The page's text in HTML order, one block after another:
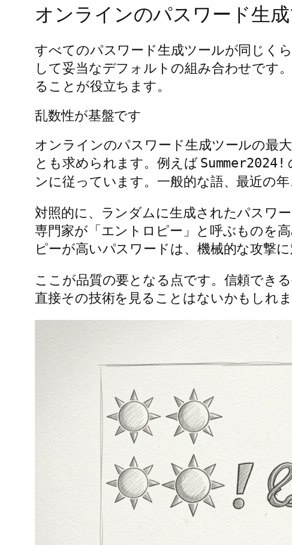
オンラインのパスワード生
すべてのパスワード生成ツールが同じく
して妥当なデフォルトの組み合わせです
ることが役立ちます。
乱数性が基盤です
オンラインのパスワード生成ツールの最
とも求められます。例えば Summer2024!
ンに従っています。一般的な語、最近の
対照的に、ランダムに生成されたパスワ
専門家が「エントロピー」と呼ぶものを
ピーが高いパスワードは、機械的な攻撃
ここが品質の要となる点です。信頼でき
直接その技術を見ることはないかもしれ